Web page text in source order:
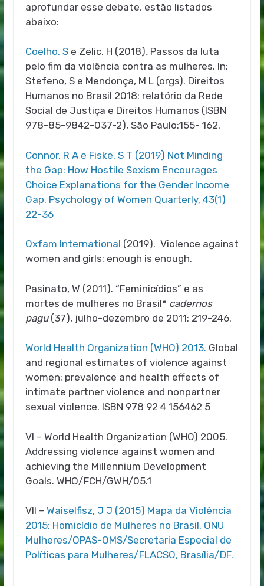
aprofundar esse debate, estão listados
abaixo:
Coelho, Se Zelic, H (2018). Passos da luta
pelo fim da violência contra as mulheres. In:
Stefeno, S e Mendonça, M L (orgs). Direitos
Humanos no Brasil 2018: relatório da Rede
Social de Justiça e Direitos Humanos (ISBN
978-85-9842-037-2), São Paulo:155- 162.
Connor, R A e Fiske, S T (2019) Not Minding
the Gap: How Hostile Sexism Encourages
Choice Explanations for the Gender Income
Gap. Psychology of Women Quarterly, 43(1)
22-36
Oxfam International (2019). Violence against
women and girls: enough is enough.
Pasinato, W (2011). “Feminicídios” e as
mortes de mulheres no Brasil* cadernos
pagu (37), julho-dezembro de 2011: 219-246.
World Health Organization (WHO) 2013. Global
and regional estimates of violence against
women: prevalence and health effects of
intimate partner violence and nonpartner
sexual violence. ISBN 978 92 4 156462 5
VI – World Health Organization (WHO) 2005.
Addressing violence against women and
achieving the Millennium Development
Goals. WHO/FCH/GWH/05.1
VII – Waiselfisz, J J (2015) Mapa da Violência
2015: Homicídio de Mulheres no Brasil. ONU
Mulheres/OPAS-OMS/Secretaria Especial de
Políticas para Mulheres/FLACSO, Brasília/DF.